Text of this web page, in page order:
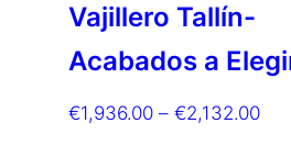
Vajillero Tallín-
Acabados a
€1,936.00 – €2,132.00